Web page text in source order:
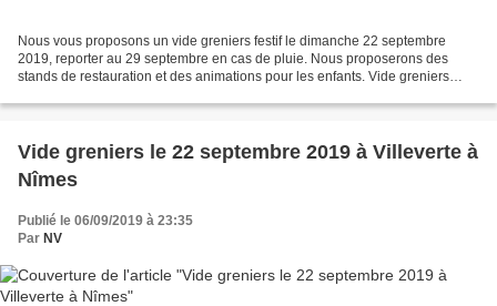
Nous vous proposons un vide greniers festif le dimanche 22 septembre
2019, reporter au 29 septembre en cas de pluie. Nous proposerons des
stands de restauration et des animations pour les enfants. Vide greniers
Vide greniers le 22 septembre 2019 à Villeverte à
Nîmes
Publié le 06/09/2019 à 23:35
Par NV